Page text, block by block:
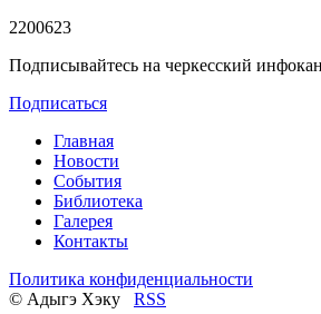
2200623
Подписывайтесь на черкесский
Подписаться
Главная
Новости
События
Библиотека
Галерея
Контакты
Политика конфиденциальности
© Адыгэ Хэку RSS